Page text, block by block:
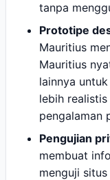
tanpa
Prototipe
Mauritius
Mauritius
lainnya
lebih
pengalaman
Pengujian
membuat
menguji